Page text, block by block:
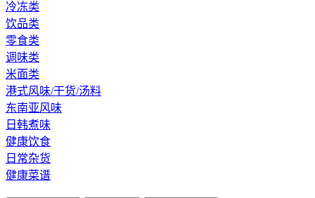
冷冻类
饮品类
零食类
调味类
米面类
港式风味/干货/汤料
东南亚风味
日韩煮味
健康饮食
日常杂货
健康菜谱